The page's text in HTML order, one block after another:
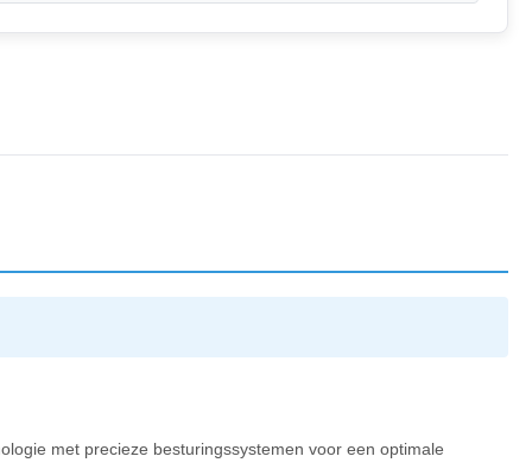
met precieze besturingssystemen voor een optimale